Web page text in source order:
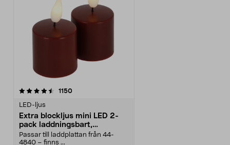
1150recensioner
LED-ljus
Extra blockljus mini LED 2-
pack laddningsbart,
Northlight
Passar till laddplattan från 44-
4840 – finns ...